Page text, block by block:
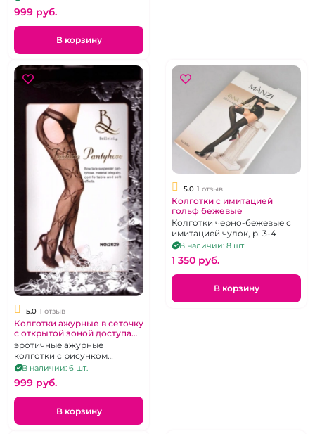
999 pуб.
В корзину
5.0 1 отзыв
Колготки ажурные в сеточку
с открытой зоной доступа
"Бантики"
эротичные ажурные
колготки с рисунком
бантики, р. 2-3
В наличии: 6 шт.
999 pуб.
В корзину
5.0 1 отзыв
Колготки с имитацией
гольф бежевые
Колготки черно-бежевые с
имитацией чулок, р. 3-4
В наличии: 8 шт.
1 350 pуб.
В корзину